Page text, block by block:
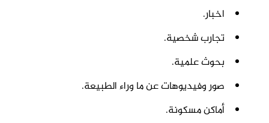
اخبار.
تجارب شخصية.
بحوث علمية.
صور وفيديوهات عن ما وراء الطبيعة.
أماكن مسكونة.